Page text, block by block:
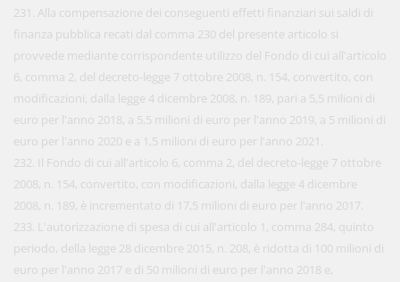
231. Alla compensazione dei conseguenti effetti finanziari sui saldi di
finanza pubblica recati dal comma 230 del presente articolo si
provvede mediante corrispondente utilizzo del Fondo di cui all'articolo
6, comma 2, del decreto-legge 7 ottobre 2008, n. 154, convertito, con
modificazioni, dalla legge 4 dicembre 2008, n. 189, pari a 5,5 milioni di
euro per l'anno 2018, a 5,5 milioni di euro per l'anno 2019, a 5 milioni di
euro per l'anno 2020 e a 1,5 milioni di euro per l'anno 2021.
232. Il Fondo di cui all'articolo 6, comma 2, del decreto-legge 7 ottobre
2008, n. 154, convertito, con modificazioni, dalla legge 4 dicembre
2008, n. 189, è incrementato di 17,5 milioni di euro per l'anno 2017.
233. L'autorizzazione di spesa di cui all'articolo 1, comma 284, quinto
periodo, della legge 28 dicembre 2015, n. 208, è ridotta di 100 milioni di
euro per l'anno 2017 e di 50 milioni di euro per l'anno 2018 e,